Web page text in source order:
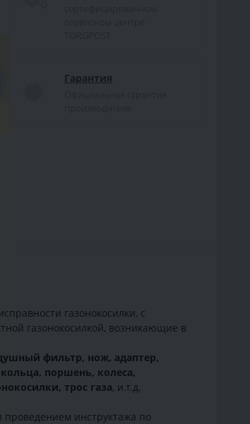
Гарантия
газонокосилки, с
газонокосилкой, возникающие в
фильтр, нож, адаптер,
поршень, колеса,
трос газа, и.т.д.
инструктажа по